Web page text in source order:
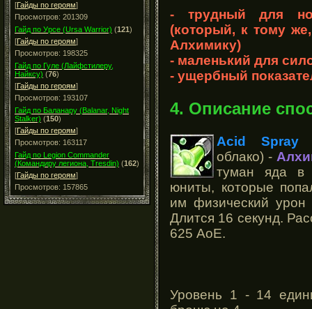
[Гайды по героям]
Просмотров: 201309
Гайд по Урсе (Ursa Warrior) (121)
[Гайды по героям]
Просмотров: 198325
Гайд по Гуле (Лайфстилеру,
Найксу) (76)
[Гайды по героям]
Просмотров: 193107
Гайд по Баланару (Balanar, Night
Stalker) (150)
[Гайды по героям]
Просмотров: 163117
Гайд по Legion Commander
(Командиру легиона, Tresdin) (162)
[Гайды по героям]
Просмотров: 157865
- трудный для
(который, к тому
Алхимику)
- маленький для
- ущербный
4. Описание
Acid Spray
облако) -
туман яда в
юниты, которые
им физический
Длится 16 секунд.
625 АоЕ.
Уровень 1 - 14